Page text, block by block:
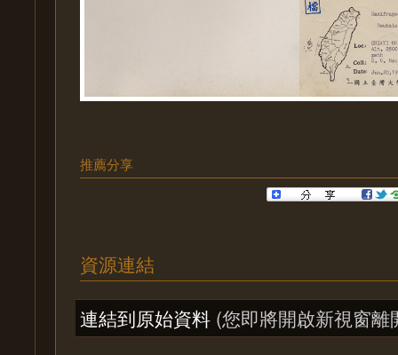
推薦分享
資源連結
連結到原始資料 (您即將開啟新視窗離